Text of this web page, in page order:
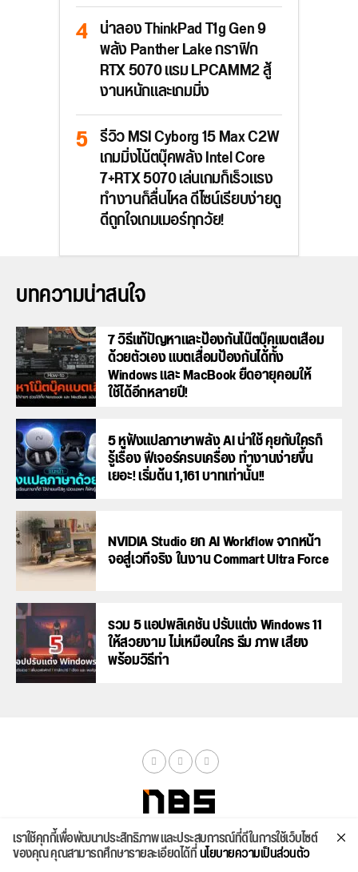
น่าลอง ThinkPad T1g Gen 9
พลัง Panther Lake กราฟิก
RTX 5070 แรม LPCAMM2 สู้
งานหนักและเกมมิ่ง
รีวิว MSI Cyborg 15 Max C2W
เกมมิ่งโน้ตบุ๊คพลัง Intel Core
7+RTX 5070 เล่นเกมก็เร็วแรง
ทำงานก็ลื่นไหล ดีไซน์เรียบง่ายดู
ดีถูกใจเกมเมอร์ทุกวัย!
บทความน่าสนใจ
7 วิธีแก้ปัญหาและป้องกันโน๊ตบุ๊คแบตเสื่อม
ด้วยตัวเอง แบตเสื่อมป้องกันได้ทั้ง
Windows และ MacBook ยืดอายุคอมให้
ใช้ได้อีกหลายปี!
5 หูฟังแปลภาษาพลัง AI น่าใช้ คุยกับใครก็
รู้เรื่อง ฟีเจอร์ครบเครื่อง ทำงานง่ายขึ้น
เยอะ! เริ่มต้น 1,161 บาทเท่านั้น!!
NVIDIA Studio ยก AI Workflow จากหน้า
จอสู่เวทีจริง ในงาน Commart Ultra Force
รวม 5 แอปพลิเคชัน ปรับแต่ง Windows 11
ให้สวยงาม ไม่เหมือนใคร ธีม ภาพ เสียง
พร้อมวิธีทำ
จัดสเปค ค้นหา บทความ รีวิวล่าสุด บทความยอดนิยม ติดต่อเรา
เราใช้คุกกี้เพื่อพัฒนาประสิทธิภาพ และประสบการณ์ที่ดีในการใช้เว็บไซต์
ของคุณ คุณสามารถศึกษารายละเอียดได้ที่นโยบายความเป็นส่วนตัว